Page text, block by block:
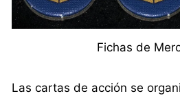
Fichas de
Las cartas de acción se